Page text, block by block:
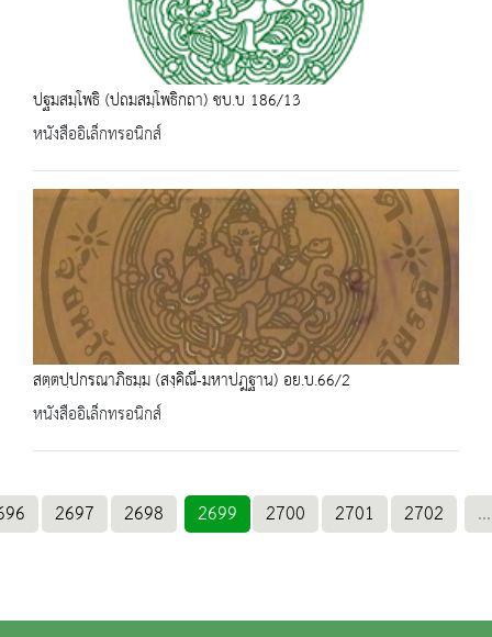
ปฐมสมฺโพธิ (ปถมสมฺโพธิกถา) ชบ.บ 186/13
หนังสืออิเล็กทรอนิกส์
สตฺตปฺปกรณาภิธมฺม (สงฺคิณี-มหาปฎฐาน) อย.บ.66/2
หนังสืออิเล็กทรอนิกส์
2697 2698 2699 2700 2701 2702 ...